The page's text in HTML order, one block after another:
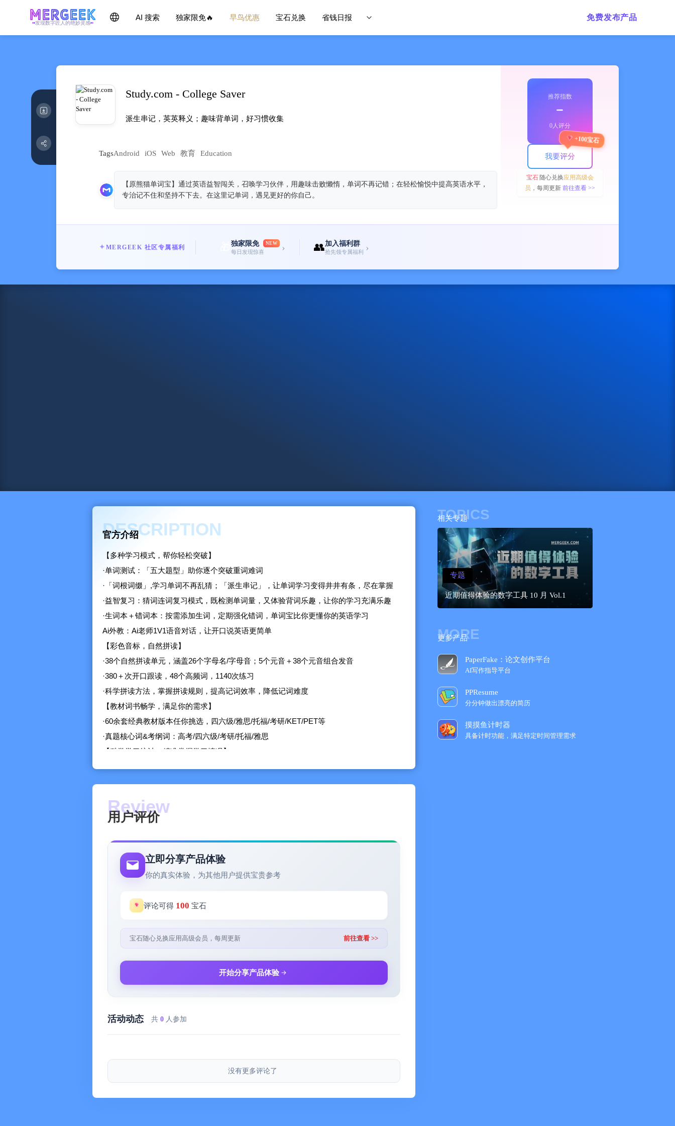
发现数字匠人的绝妙灵感
AI 搜索 独家限免🔥 早鸟优惠 宝石兑换 省钱日报 免费发布产品
Study.com - College Saver
派生串记，英英释义；趣味背单词，好习惯收‪集‬
TagsAndroid iOS Web 教育 Education
【原熊猫单词宝】通过英语益智闯关，召唤学习伙伴，用趣味击败懒惰，单词不再记错；在轻松愉悦中提高英语水平，
专治记不住和坚持不下去。在这里记单词，遇见更好的你自己。
推荐指数
﹣
0人评分
我要评分
+100宝石
宝石随心兑换应用高级会
员 ，每周更新 前往查看 >>
✦ MERGEEK 社区专属福利 独家限免 NEW
每日发现惊喜 › 👥加入福利群
抢先领专属福利 ›
DESCRIPTION
官方介绍
【多种学习模式，帮你轻松突破】
·单词测试：「五大题型」助你逐个突破重词难词
·「词根词缀」,学习单词不再乱猜；「派生串记」，让单词学习变得井井有条，尽在掌握
·益智复习：猜词连词复习模式，既检测单词量，又体验背词乐趣，让你的学习充满乐趣
·生词本＋错词本：按需添加生词，定期强化错词，单词宝比你更懂你的英语学习
Ai外教：Ai老师1V1语音对话，让开口说英语更简单
【彩色音标，自然拼读】
·38个自然拼读单元，涵盖26个字母名/字母音；5个元音＋38个元音组合发音
·380＋次开口跟读，48个高频词，1140次练习
·科学拼读方法，掌握拼读规则，提高记词效率，降低记词难度
【教材词书畅学，满足你的需求】
·60余套经典教材版本任你挑选，四六级/雅思/托福/考研/KET/PET等
·真题核心词&考纲词：高考/四六级/考研/托福/雅思
【科学学习统计，精准掌握学习情况】
·正向激励学习
·伙伴召唤收集
完成记单词、复习单词、任务目标有机会获得召唤币，召唤学习伙伴
·益智复习
日常生活场景，学习伙伴陪你双语对话、复习单词，打败BOSS，经营家园；一键双语，常
用生活对话沉浸学
·排行榜
背单词也能上「努力排行榜」，让你的努力一直被看见
·持续更新的益智单词复习、刷词模式
【开发者有话说，没事就来QQ我】
官方QQ群：565458145 官方小红书|抖音|微博|视频号：熊猫单词宝
【其他信息】
资费：含应用内购买项目
用户评价
立即分享产品体验
你的真实体验，为其他用户提供宝贵参考
评论可得 100 宝石
宝石随心兑换应用高级会员，每周更新 前往查看 >>
开始分享产品体验
活动动态 共 0 人参加
没有更多评论了
TOPICS
相关专题
近期值得体验的数字工具 10 月 Vol.1
专题
MORE
更多产品
PaperFake：论文创作平台
AI写作指导平台
PPResume
分分钟做出漂亮的简历
摸摸鱼计时器
具备计时功能，满足特定时间管理需求